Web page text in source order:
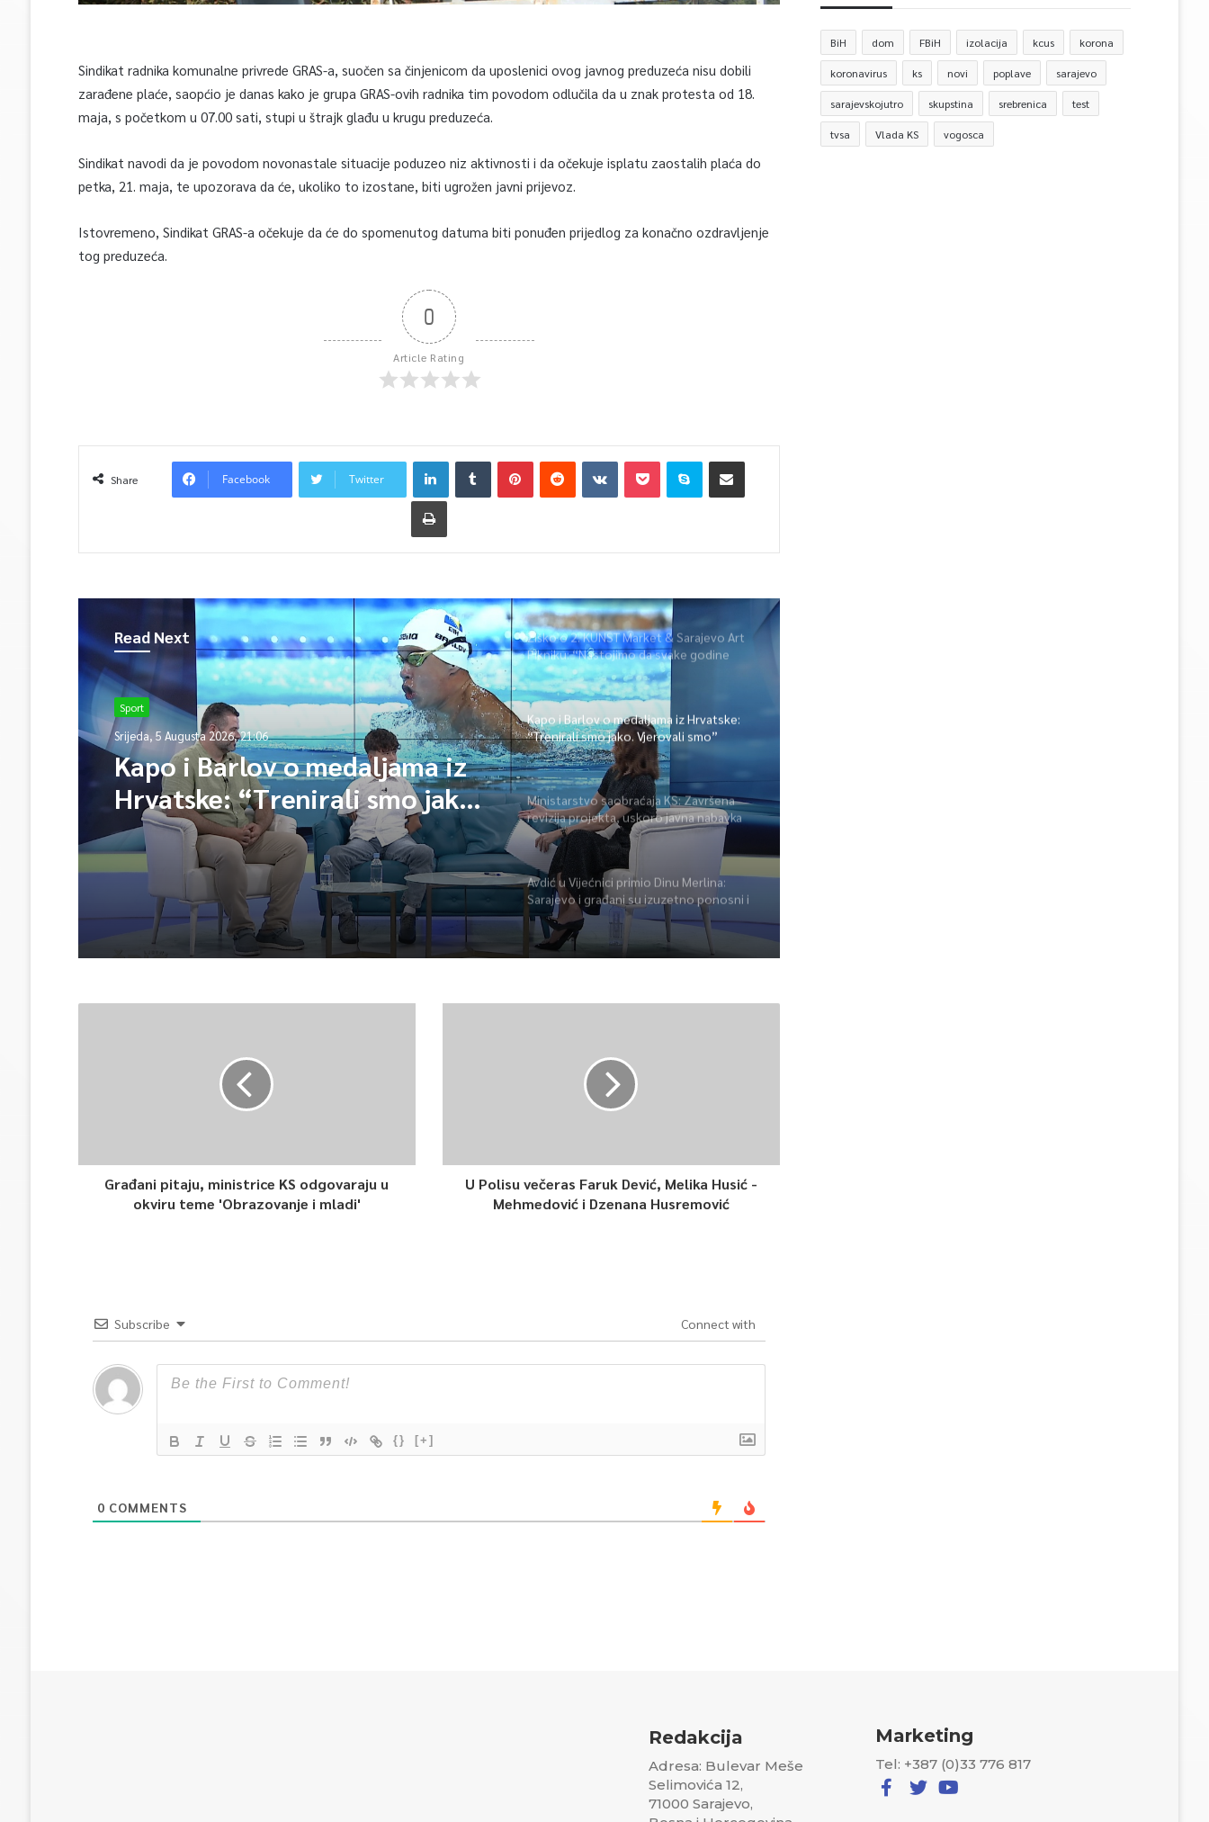
Sindikat radnika komunalne privrede GRAS-a, suočen sa činjenicom da uposlenici ovog javnog preduzeća nisu dobili
zarađene plaće, saopćio je danas kako je grupa GRAS-ovih radnika tim povodom odlučila da u znak protesta od 18.
maja, s početkom u 07.00 sati, stupi u štrajk glađu u krugu preduzeća.
Sindikat navodi da je povodom novonastale situacije poduzeo niz aktivnosti i da očekuje isplatu zaostalih plaća do
petka, 21. maja, te upozorava da će, ukoliko to izostane, biti ugrožen javni prijevoz.
Istovremeno, Sindikat GRAS-a očekuje da će do spomenutog datuma biti ponuđen prijedlog za konačno ozdravljenje
tog preduzeća.
0
Article Rating
Share Facebook Twitter
Read Next
Sport
Srijeda, 5 Augusta 2026, 21:06
Kapo i Barlov o medaljama iz
Hrvatske: “Trenirali smo jako.
Vjerovali smo”
Žiško o 2. KUNST Market & Sarajevo Art
Pikniku: “Nastojimo da svake godine
ponudimo više događaja” (video)
Kapo i Barlov o medaljama iz Hrvatske:
“Trenirali smo jako. Vjerovali smo”
Ministarstvo saobraćaja KS: Završena
revizija projekta, uskoro javna nabavka
za obnovu mosta u ulici Ive Andrića
Avdić u Vijećnici primio Dinu Merlina:
Sarajevo i građani su izuzetno ponosni i
zahvalni
Građani pitaju, ministrice KS odgovaraju u
okviru teme 'Obrazovanje i mladi'
U Polisu večeras Faruk Dević, Melika Husić -
Mehmedović i Dzenana Husremović
Subscribe Connect with
{} [+]
0 COMMENTS
BiH dom FBiH izolacija kcus korona
koronavirus ks novi poplave sarajevo
sarajevskojutro skupstina srebrenica test
tvsa Vlada KS vogosca
Redakcija
Adresa: Bulevar Meše
Selimovića 12,
71000 Sarajevo,
Marketing
Tel: +387 (0)33 776 817